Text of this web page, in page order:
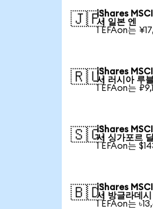
🇯🇵iShares
서 일본 엔
1 EFAon는
🇷🇺iShares
서 러시아 루
1 EFAon는
🇸🇬iShares
서 싱가포르
1 EFAon는
🇧🇩iShares
서 방글라데
1 EFAon는